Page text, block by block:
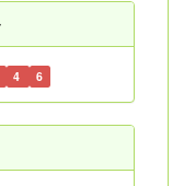
4 6